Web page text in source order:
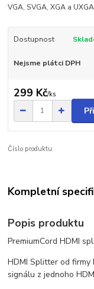
VGA, SVGA, XGA a
Dostupnost
Nejsme plátci DPH
299 Kč/ks
Číslo produktu:
Kompletní
Popis produktu
PremiumCord HDMI
HDMI Splitter od firmy
signálu z jednoho